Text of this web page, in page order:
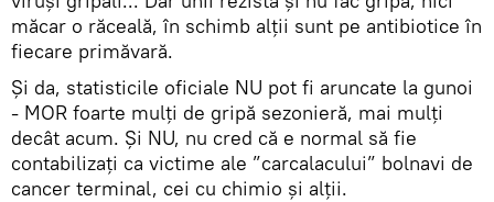
măcar o răceală, în schimb alții sunt pe antibiotice în
fiecare primăvară.
Și da, statisticile oficiale NU pot fi aruncate la gunoi
- MOR foarte mulți de gripă sezonieră, mai mulți
decât acum. Și NU, nu cred că e normal să fie
contabilizați ca victime ale ”carcalacului” bolnavi de
cancer terminal, cei cu chimio și alții.